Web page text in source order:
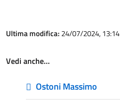
Ultima modifica: 24/07/2024, 13:14
Vedi anche…
Ostoni Massimo